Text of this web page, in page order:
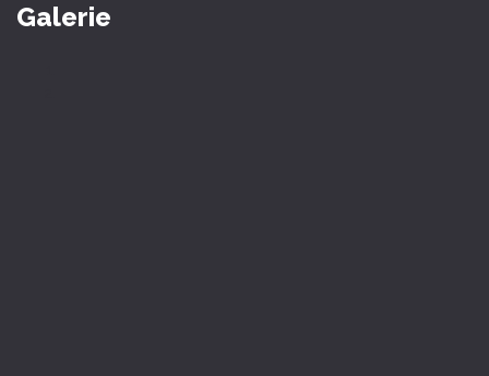
Galerie